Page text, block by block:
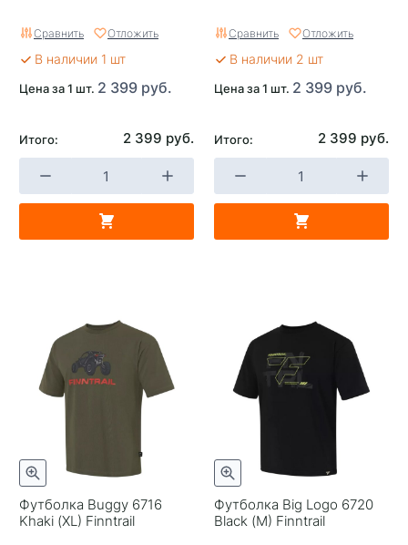
Сравнить Отложить
В наличии 1 шт
Цена за 1 шт. 2 399 руб.
Итого: 2 399 руб.
Сравнить Отложить
В наличии 2 шт
Цена за 1 шт. 2 399 руб.
Итого: 2 399 руб.
Футболка Buggy 6716
Khaki (XL) Finntrail
Футболка Big Logo 6720
Black (M) Finntrail